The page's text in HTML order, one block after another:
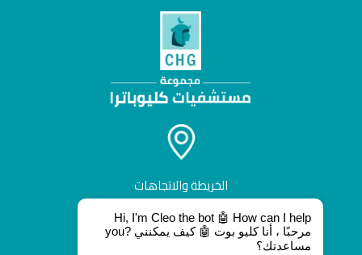
الخريطة والاتجاهات
Hi, I'm Cleo the bot 🤖 How can I help
you? مرحبًا ، أنا كليو بوت 🤖 كيف يمكنني
مساعدتك؟